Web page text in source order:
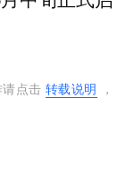
点击 转载说明 ，